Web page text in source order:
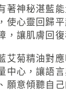
著神秘湛藍
使心靈回歸
， 讓肌膚回
艾菊精油對
中心，讓語
願意傾聽自己